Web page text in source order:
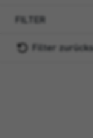
FILTER
Filter